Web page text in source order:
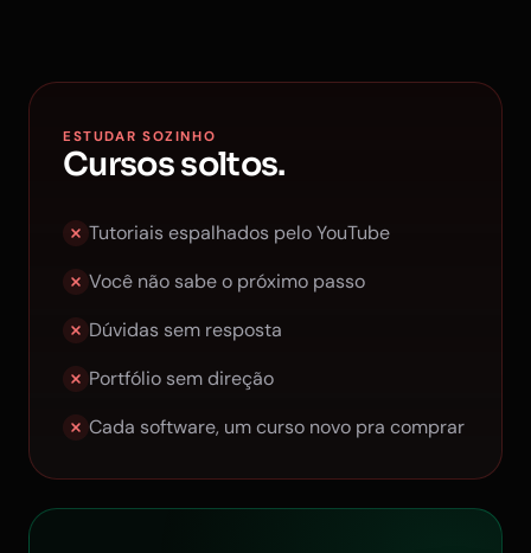
ESTUDAR SOZINHO
Cursos soltos.
Tutoriais espalhados pelo YouTube
Você não sabe o próximo passo
Dúvidas sem resposta
Portfólio sem direção
Cada software, um curso novo pra comprar